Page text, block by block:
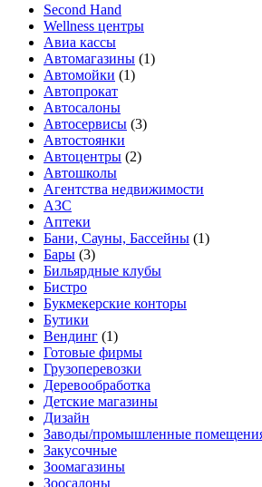
Second Hand
Wellness центры
Авиа кассы
Автомагазины (1)
Автомойки (1)
Автопрокат
Автосалоны
Автосервисы (3)
Автостоянки
Автоцентры (2)
Автошколы
Агентства недвижимости
АЗС
Аптеки
Бани, Сауны, Бассейны (1)
Бары (3)
Бильярдные клубы
Бистро
Букмекерские конторы
Бутики
Вендинг (1)
Готовые фирмы
Грузоперевозки
Деревообработка
Детские магазины
Дизайн
Заводы/промышленные
Закусочные
Зоомагазины
Зоосалоны